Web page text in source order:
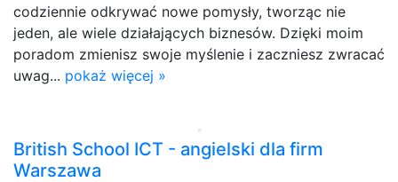
codziennie odkrywać nowe pomysły, tworząc nie
jeden, ale wiele działających biznesów. Dzięki moim
poradom zmienisz swoje myślenie i zaczniesz zwracać
uwag... pokaż więcej »
British School ICT - angielski dla firm
Warszawa